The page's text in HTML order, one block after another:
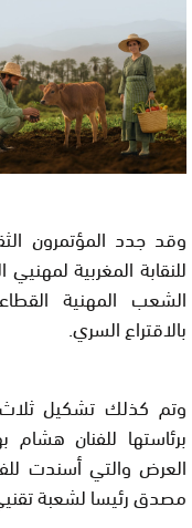
وقد جدد المؤتمرون
للنقابة المغربية
الشعب المهنية
بالاقتراع السري.
وتم كذلك تشكيل
برئاستها للفنان
العرض والتي أسندت
مصدق رئيسا لشعبة